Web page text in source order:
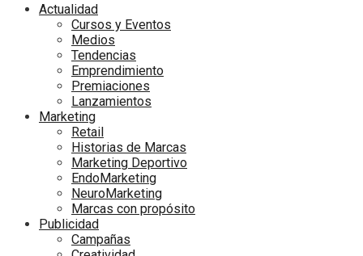
Actualidad
Cursos y Eventos
Medios
Tendencias
Emprendimiento
Premiaciones
Lanzamientos
Marketing
Retail
Historias de Marcas
Marketing Deportivo
EndoMarketing
NeuroMarketing
Marcas con propósito
Publicidad
Campañas